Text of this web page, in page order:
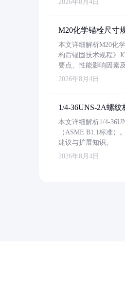
2026年8月4日
M20化学锚栓尺寸
本文详细解析M20化
构后锚固技术规程》
要点、性能影响因素
2026年8月4日
1/4-36UNS-2A螺纹
本文详细解析1/4-
（ASME B1.1标准
建议与扩展知识。
2026年8月4日